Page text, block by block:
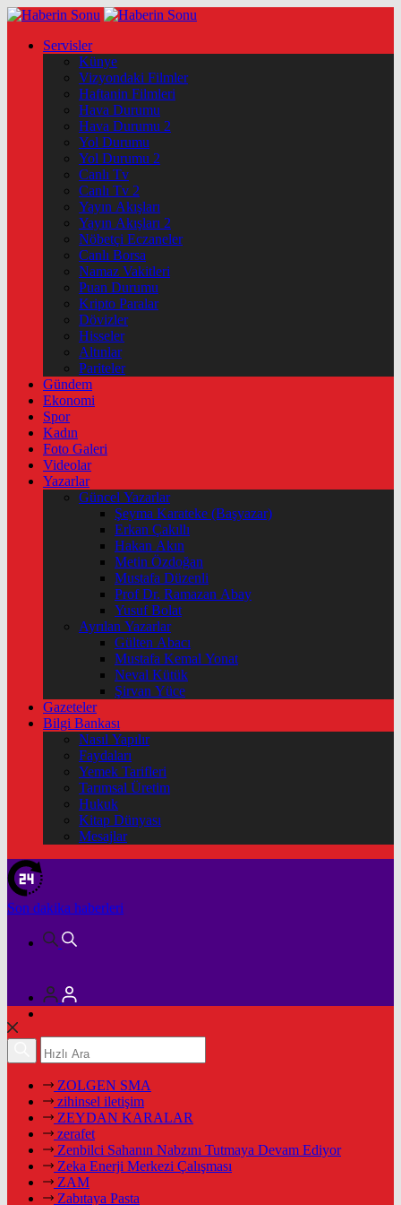
Servisler
Künye
Vizyondaki Filmler
Haftanin Filmleri
Hava Durumu
Hava Durumu 2
Yol Durumu
Yol Durumu 2
Canlı Tv
Canlı Tv 2
Yayın Akışları
Yayın Akışları 2
Nöbetçi Eczaneler
Canlı Borsa
Namaz Vakitleri
Puan Durumu
Kripto Paralar
Dövizler
Hisseler
Altınlar
Pariteler
Gündem
Ekonomi
Spor
Kadın
Foto Galeri
Videolar
Yazarlar
Güncel Yazarlar
Şeyma Karateke (Başyazar)
Erkan Çakıllı
Hakan Akın
Metin Özdoğan
Mustafa Düzenli
Prof Dr. Ramazan Abay
Yusuf Bolat
Ayrılan Yazarlar
Gülten Abacı
Mustafa Kemal Yonat
Neval Kütük
Şirvan Yüce
Gazeteler
Bilgi Bankası
Nasıl Yapılır
Faydaları
Yemek Tarifleri
Tarımsal Üretim
Hukuk
Kitap Dünyası
Mesajlar
Son dakika haberleri
ZOLGEN SMA
zihinsel iletişim
ZEYDAN KARALAR
zerafet
Zenbilci Sahanın Nabzını Tutmaya Devam Ediyor
Zeka Enerji Merkezi Çalışması
ZAM
Zabıtaya Pasta